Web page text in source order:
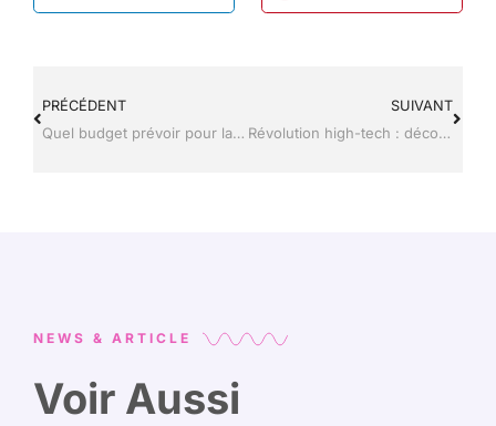
PRÉCÉDENT
Quel budget prévoir pour la maintenance d’un site internet ?
SUIVANT
Révolution high-tech : découvrez les outils numériques qui redéfinissent le tourisme
NEWS & ARTICLE
Voir Aussi